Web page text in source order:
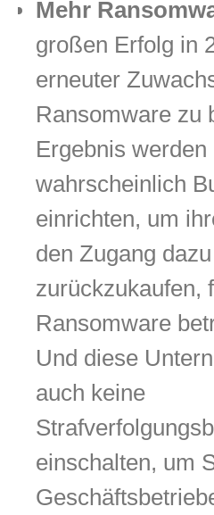
Mehr
großen Erfolg in
erneuter
Ransomware zu
Ergebnis
wahrscheinlich
einrichten, um
den Zugang dazu
zurückzukaufen,
Ransomware
Und diese
auch keine
einschalten, um